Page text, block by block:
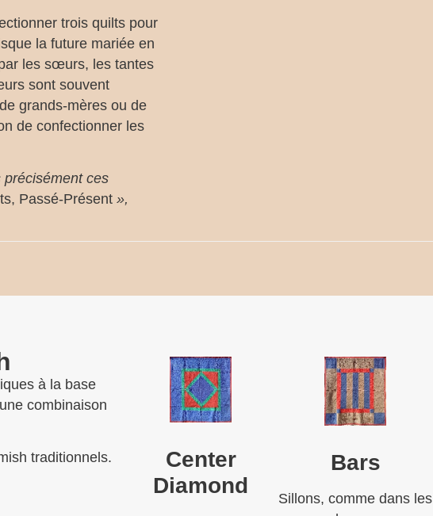
trois quilts pour
la future mariée en
les sœurs, les tantes
sont souvent
grands-mères ou de
de confectionner les
précisément ces
Passé-Présent »,
à la base
combinaison
traditionnels.
Center
Diamond
Bars
Sillons, comme dans les